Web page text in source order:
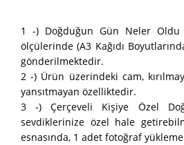
1 -) Doğduğun Gün Neler
ölçülerinde (A3 Kağıdı
gönderilmektedir.
2 -) Ürün üzerindeki cam,
yansıtmayan özelliktedir.
3 -) Çerçeveli Kişiye Özel
sevdiklerinize özel hale
esnasında, 1 adet fotoğraf